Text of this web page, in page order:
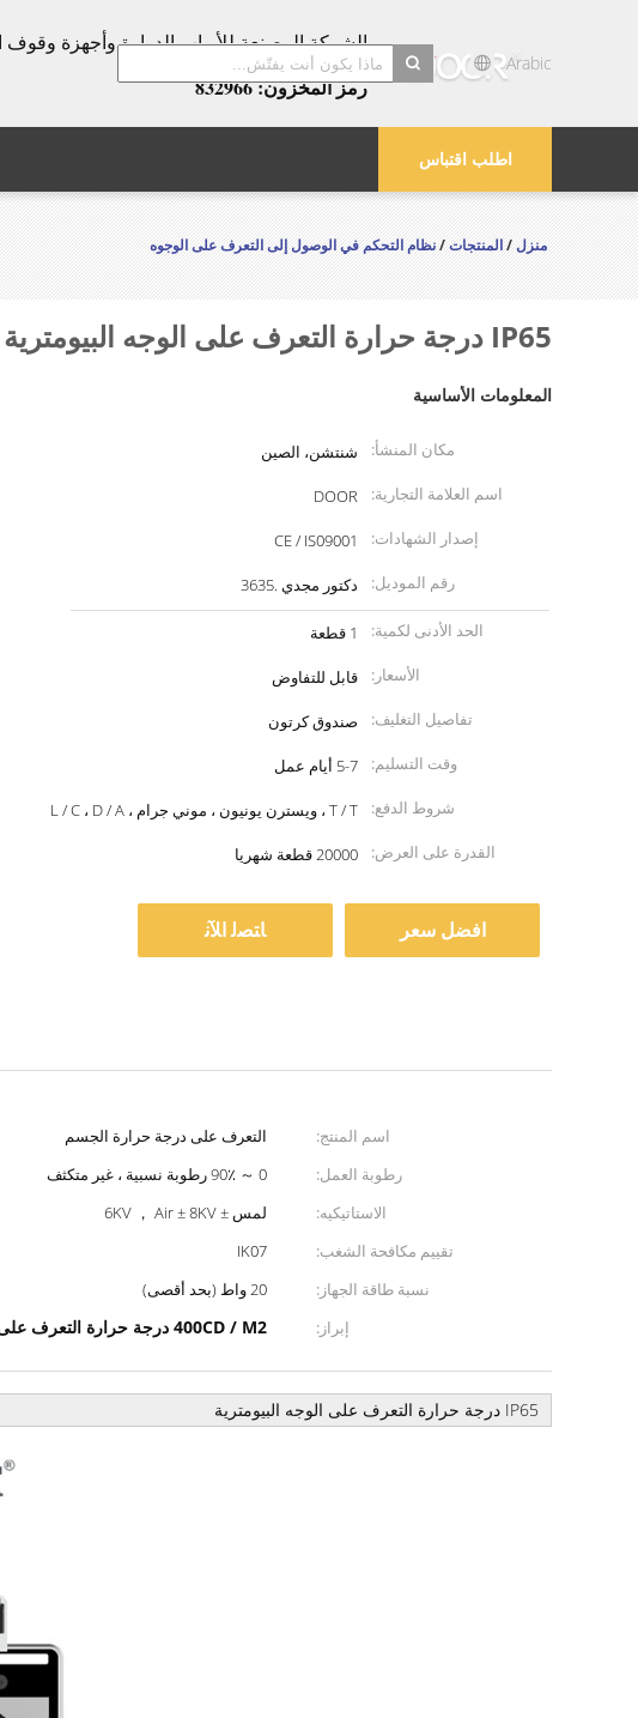
عامًا!
رمز المخزون: 832966
Arabic
اطلب اقتباس
منزل/المنتجات/نظام التحكم في الوصول إلى التعرف على الوجوه
IP65 درجة حرارة التعرف على الوجه البيومترية
المعلومات الأساسية
مكان المنشأ:
شنتشن، الصين
اسم العلامة التجارية:
DOOR
إصدار الشهادات:
CE / IS09001
رقم الموديل:
دكتور مجدي .3635
الحد الأدنى لكمية:
1 قطعة
الأسعار:
قابل للتفاوض
تفاصيل التغليف:
صندوق كرتون
وقت التسليم:
5-7 أيام عمل
شروط الدفع:
T / T ، ويسترن يونيون ، موني جرام ، L / C ، D / A
القدرة على العرض:
20000 قطعة شهريا
افضل سعر ﺎﺘﺼﻟ ﺍﻶﻧ
اسم المنتج: التعرف على درجة حرارة الجسم
رطوبة العمل:
0 ～ 90٪ رطوبة نسبية ، غير متكثف
الاستاتيكيه:
لمس ± 6KV ， Air ± 8KV
تقييم مكافحة الشغب:
IK07
نسبة طاقة الجهاز:
20 واط (بحد أقصى)
إبراز:
400CD / M2 درجة حرارة التعرف على الوجه
IP65 درجة حرارة التعرف على الوجه البيومترية